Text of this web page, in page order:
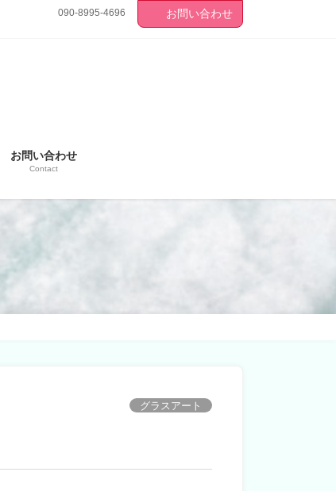
090-8995-4696 お問い合わせ
お問い合わせ
Contact
グラスアート